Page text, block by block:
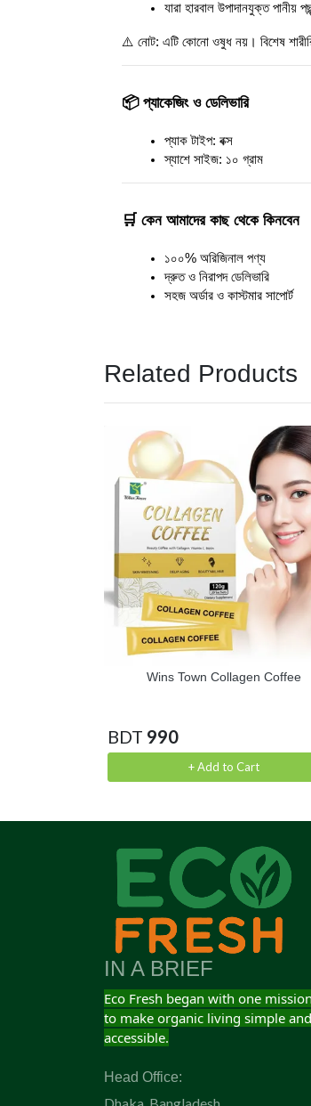
যারা হারবাল উপাদানযুক্ত পানীয়
⚠️ নোট: এটি কোনো ওষুধ নয়। বিশেষ
📦 প্যাকেজিং ও ডেলিভারি
প্যাক টাইপ: বক্স
স্যাশে সাইজ: ১০ গ্রাম
🛒 কেন আমাদের কাছ থেকে কিনবেন
১০০% অরিজিনাল পণ্য
দ্রুত ও নিরাপদ ডেলিভারি
সহজ অর্ডার ও কাস্টমার সাপোর্ট
Related Products
Wins Town Collagen Coffee
BDT 990
+ Add to Cart
IN A BRIEF
Eco Fresh began with one
to make organic living simple and
accessible.
Head Office:
Dhaka, Bangladesh